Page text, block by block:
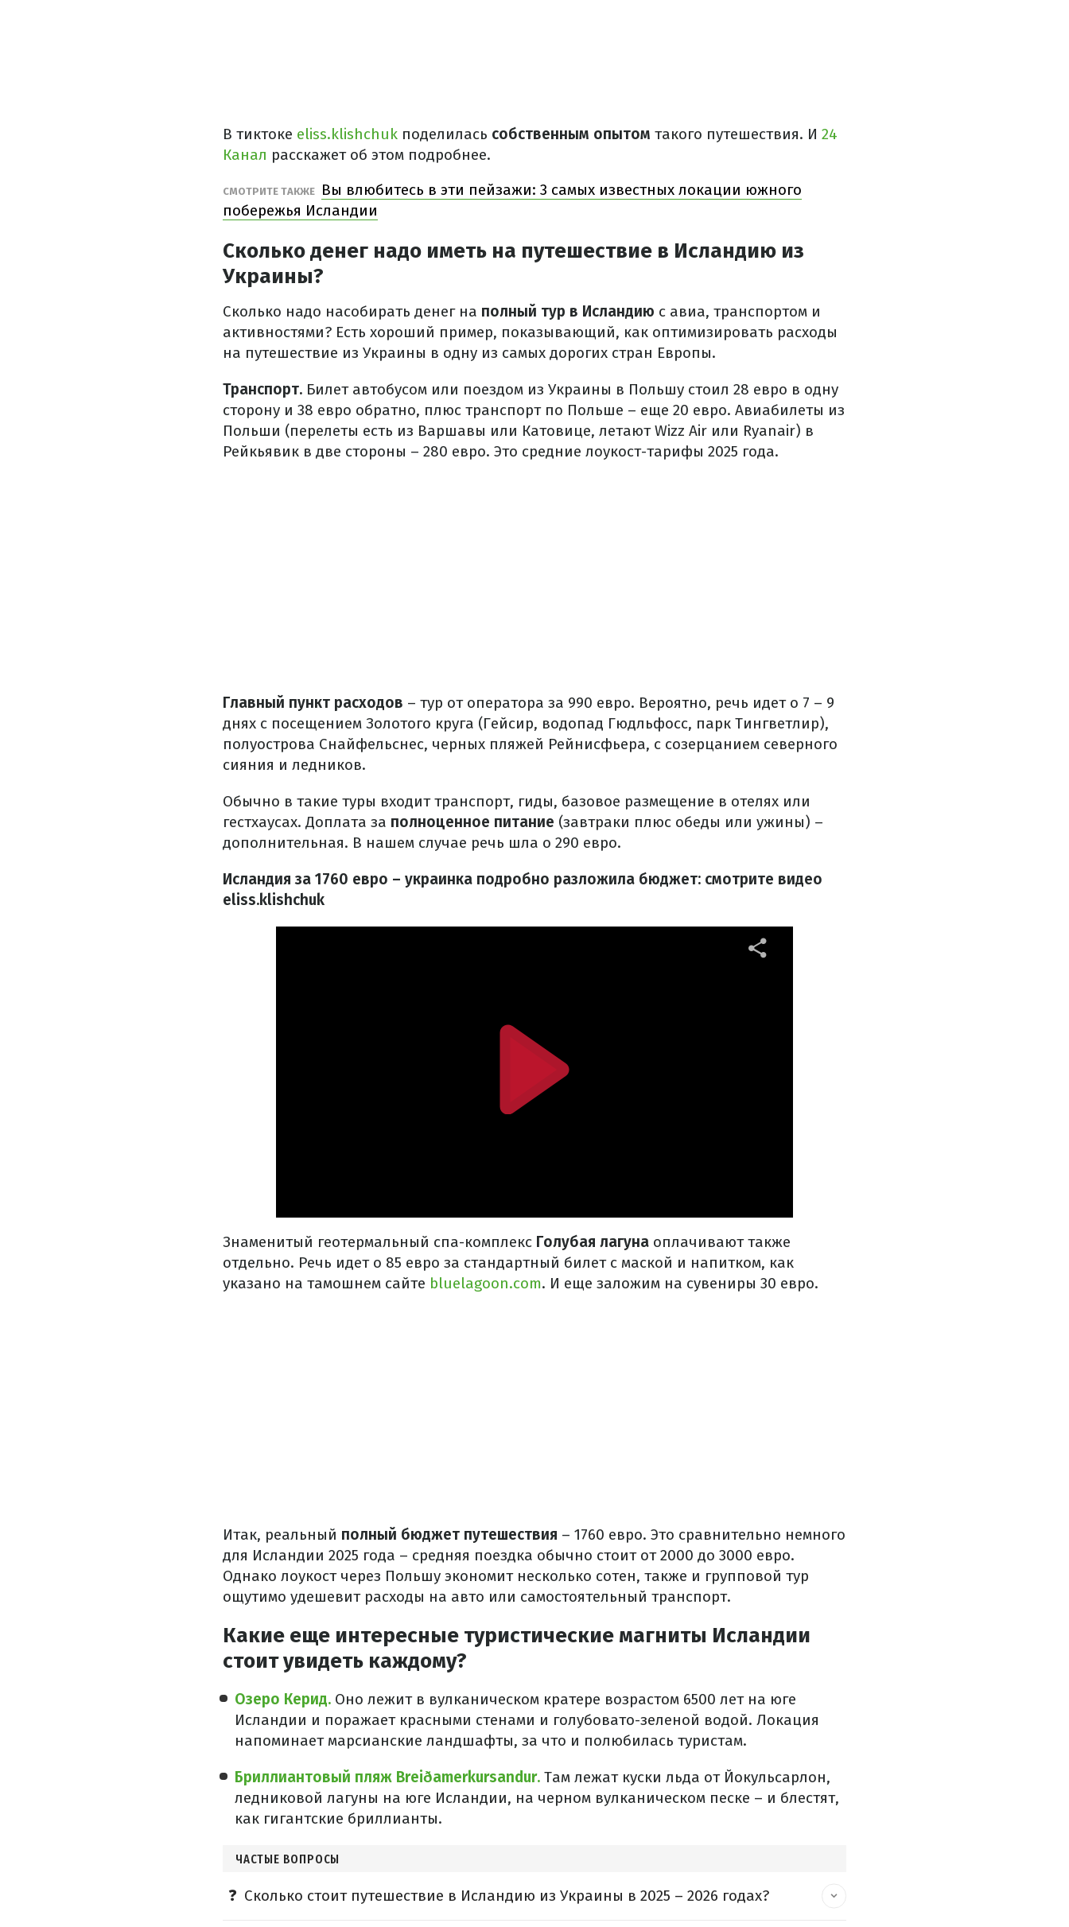
В тиктоке eliss.klishchuk поделилась собственным опытом такого путешествия. И 24
Канал расскажет об этом подробнее.
СМОТРИТЕ ТАКЖЕ
Вы влюбитесь в эти пейзажи: 3 самых известных локации южного
побережья Исландии
Сколько денег надо иметь на путешествие в Исландию из
Украины?
Сколько надо насобирать денег на полный тур в Исландию с авиа, транспортом и
активностями? Есть хороший пример, показывающий, как оптимизировать расходы
на путешествие из Украины в одну из самых дорогих стран Европы.
Транспорт. Билет автобусом или поездом из Украины в Польшу стоил 28 евро в одну
сторону и 38 евро обратно, плюс транспорт по Польше – еще 20 евро. Авиабилеты из
Польши (перелеты есть из Варшавы или Катовице, летают Wizz Air или Ryanair) в
Рейкьявик в две стороны – 280 евро. Это средние лоукост-тарифы 2025 года.
Главный пункт расходов – тур от оператора за 990 евро. Вероятно, речь идет о 7 – 9
днях с посещением Золотого круга (Гейсир, водопад Гюдльфосс, парк Тингветлир),
полуострова Снайфельснес, черных пляжей Рейнисфьера, с созерцанием северного
сияния и ледников.
Обычно в такие туры входит транспорт, гиды, базовое размещение в отелях или
гестхаусах. Доплата за полноценное питание (завтраки плюс обеды или ужины) –
дополнительная. В нашем случае речь шла о 290 евро.
Исландия за 1760 евро – украинка подробно разложила бюджет: смотрите видео
eliss.klishchuk
Знаменитый геотермальный спа-комплекс Голубая лагуна оплачивают также
отдельно. Речь идет о 85 евро за стандартный билет с маской и напитком, как
указано на тамошнем сайте bluelagoon.com. И еще заложим на сувениры 30 евро.
Итак, реальный полный бюджет путешествия – 1760 евро. Это сравнительно немного
для Исландии 2025 года – средняя поездка обычно стоит от 2000 до 3000 евро.
Однако лоукост через Польшу экономит несколько сотен, также и групповой тур
ощутимо удешевит расходы на авто или самостоятельный транспорт.
Какие еще интересные туристические магниты Исландии
стоит увидеть каждому?
Озеро Керид. Оно лежит в вулканическом кратере возрастом 6500 лет на юге
Исландии и поражает красными стенами и голубовато-зеленой водой. Локация
напоминает марсианские ландшафты, за что и полюбилась туристам.
Бриллиантовый пляж Breiðamerkursandur. Там лежат куски льда от Йокульсарлон,
ледниковой лагуны на юге Исландии, на черном вулканическом песке – и блестят,
как гигантские бриллианты.
ЧАСТЫЕ ВОПРОСЫ
Сколько стоит путешествие в Исландию из Украины в 2025 – 2026 годах?